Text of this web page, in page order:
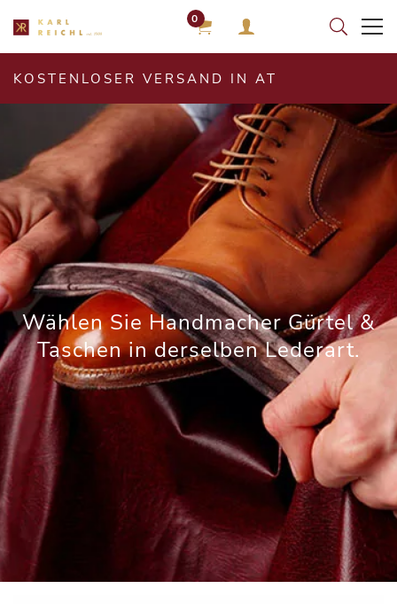
0
KOSTENLOSER VERSAND IN AT
Wählen Sie Handmacher Gürtel &
Taschen in derselben Lederart.